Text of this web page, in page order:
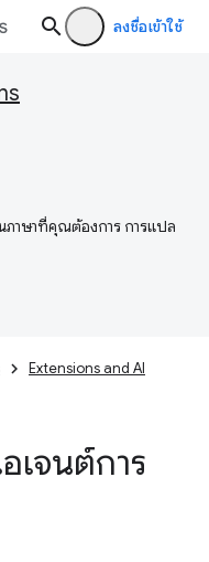
ลงชื่อเข้าใช้
ภาษาที่คุณต้องการ การแปล
Extensions and AI
เจนต์การ